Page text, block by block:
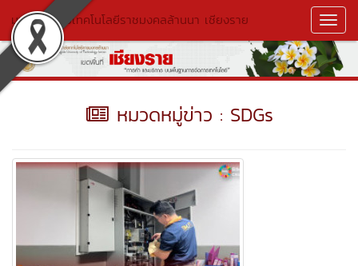
มหาวิทยาลัยเทคโนโลยีราชมงคลล้านนา เชียงราย
หมวดหมู่ข่าว : SDGs